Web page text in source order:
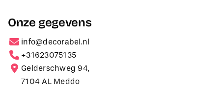
Onze gegevens
info@decorabel.nl
+31623075135
Gelderschweg 94,
7104 AL Meddo